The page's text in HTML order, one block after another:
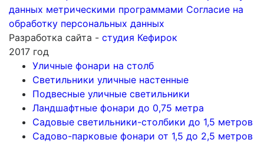
данных метрическими программами Согласие на
обработку персональных данных
Разработка сайта - студия Кефирок
2017 год
Уличные фонари на столб
Светильники уличные настенные
Подвесные уличные светильники
Ландшафтные фонари до 0,75 метра
Садовые светильники-столбики до 1,5 метров
Садово-парковые фонари от 1,5 до 2,5 метров